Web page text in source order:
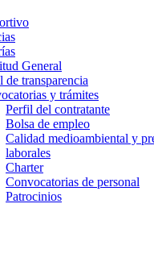
General
de transparencia
y trámites
Perfil del contratante
Bolsa de empleo
Calidad medioambiental y
laborales
Charter
Convocatorias de personal
Patrocinios